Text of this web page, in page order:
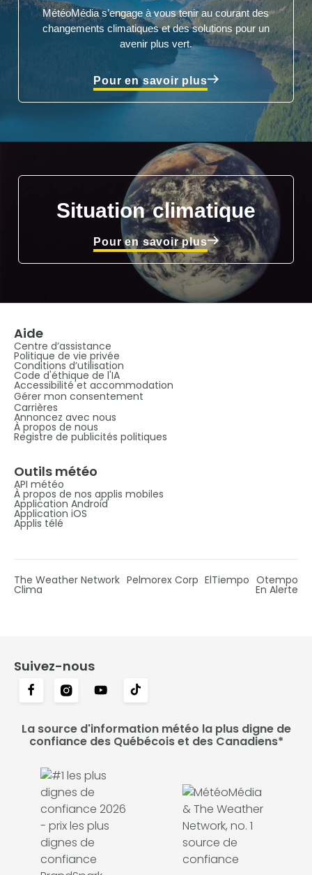
MétéoMédia s’engage à vous tenir au courant des
changements climatiques et des solutions pour un
avenir plus vert.
Pour en savoir plus
Situation climatique
Pour en savoir plus
Aide
Centre d’assistance
Politique de vie privée
Conditions d’utilisation
Code d'éthique de l'IA
Accessibilité et accommodation
Gérer mon consentement
Carrières
Annoncez avec nous
À propos de nous
Registre de publicités politiques
Outils météo
API météo
À propos de nos applis mobiles
Application Android
Application iOS
Applis télé
The Weather Network Pelmorex Corp ElTiempo Otempo
Clima En Alerte
Suivez-nous
La source d'information météo la plus digne de
confiance des Québécois et des Canadiens*